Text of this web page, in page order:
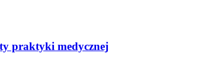
praktyki medycznej